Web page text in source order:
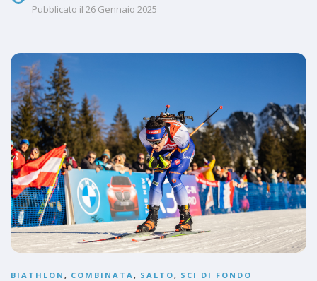
Pubblicato il 26 Gennaio 2025
BIATHLON , COMBINATA , SALTO, SCI DI FONDO